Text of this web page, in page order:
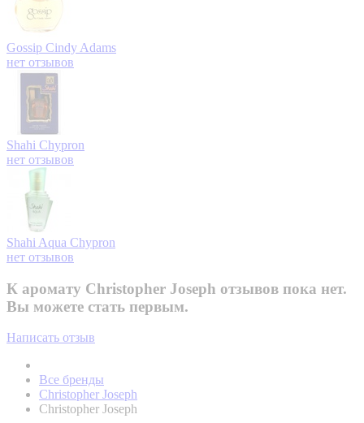
Gossip Cindy Adams
нет отзывов
Shahi Chypron
нет отзывов
Shahi Aqua Chypron
нет отзывов
К аромату Christopher Joseph отзывов пока нет.
Вы можете стать первым.
Написать отзыв
Все бренды
Christopher Joseph
Christopher Joseph